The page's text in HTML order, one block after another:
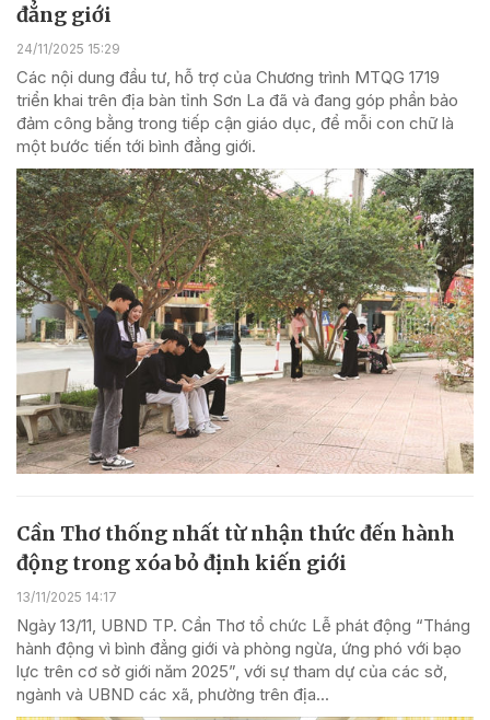
đẳng giới
24/11/2025 15:29
Các nội dung đầu tư, hỗ trợ của Chương trình MTQG 1719
triển khai trên địa bàn tỉnh Sơn La đã và đang góp phần bảo
đảm công bằng trong tiếp cận giáo dục, để mỗi con chữ là
một bước tiến tới bình đẳng giới.
Cần Thơ thống nhất từ nhận thức đến hành
động trong xóa bỏ định kiến giới
13/11/2025 14:17
Ngày 13/11, UBND TP. Cần Thơ tổ chức Lễ phát động “Tháng
hành động vì bình đẳng giới và phòng ngừa, ứng phó với bạo
lực trên cơ sở giới năm 2025”, với sự tham dự của các sở,
ngành và UBND các xã, phường trên địa...